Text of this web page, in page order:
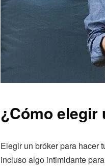
¿Cómo
Elegir un bróker para hacer
incluso algo intimidante